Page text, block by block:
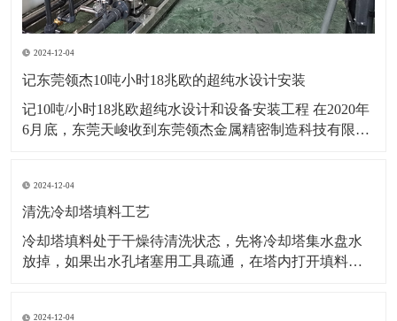
2024-12-04
记东莞领杰10吨小时18兆欧的超纯水设计安装
记10吨/小时18兆欧超纯水设计和设备安装工程 在2020年
6月底，东莞天峻收到东莞领杰金属精密制造科技有限公
方优秀设计、安装人员，优质高效，超高性价比地完成
了18兆欧的超纯水设计与安装工作
2024-12-04
清洗冷却塔填料工艺
冷却塔填料处于干燥待清洗状态，先将冷却塔集水盘水
放掉，如果出水孔堵塞用工具疏通，在塔内打开填料固
2024-12-04